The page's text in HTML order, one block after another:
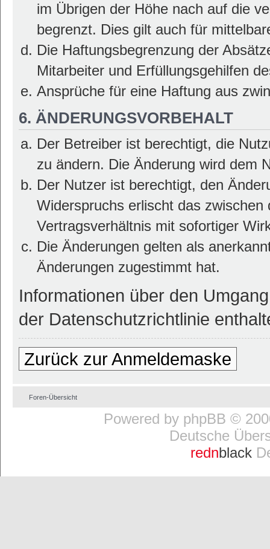
im Übrigen der Höhe nach auf die
begrenzt. Dies gilt auch für
Die Haftungsbegrenzung der
Mitarbeiter und Erfüllungsgehilfen
Ansprüche für eine Haftung aus
6. ÄNDERUNGSVORBEHALT
Der Betreiber ist berechtigt, die
zu ändern. Die Änderung wird dem
Der Nutzer ist berechtigt, den
Widerspruchs erlischt das
Vertragsverhältnis mit sofortiger
Die Änderungen gelten als
Änderungen zugestimmt hat.
Informationen über den
der Datenschutzrichtlinie
Zurück zur Anmeldemaske
Foren-Übersicht
Powered by phpBB ©
Deutsche
rednblack